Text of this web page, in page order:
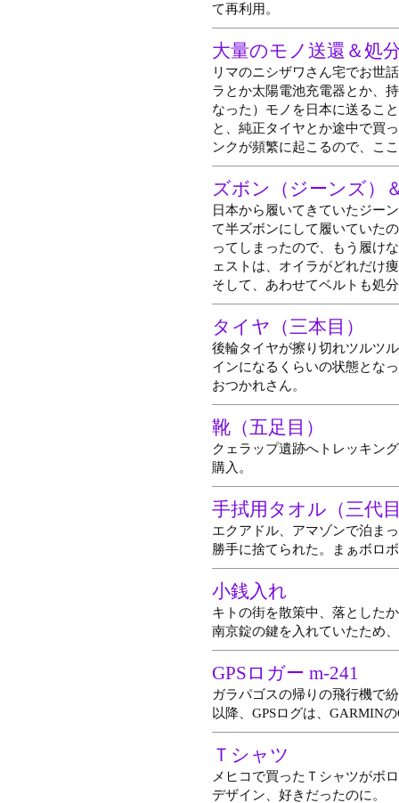
て再利用。
大量のモノ送還＆処
リマのニシザワさん宅でお世
ラとか太陽電池充電器とか、
なった）モノを日本に送るこ
と、純正タイヤとか途中で買
ンクが頻繁に起こるので、こ
ズボン（ジーンズ）
日本から履いてきていたジー
て半ズボンにして履いていた
ってしまったので、もう履け
ェストは、オイラがどれだけ
そして、あわせてベルトも処
タイヤ（三本目）
後輪タイヤが擦り切れツルツ
インになるくらいの状態とな
おつかれさん。
靴（五足目）
クェラップ遺跡へトレッキン
購入。
手拭用タオル（三代
エクアドル、アマゾンで泊ま
勝手に捨てられた。まぁボロ
小銭入れ
キトの街を散策中、落とした
南京錠の鍵を入れていたため
GPSロガー m-241
ガラパゴスの帰りの飛行機で
以降、GPSログは、GARMIN
Ｔシャツ
メヒコで買ったＴシャツがボ
デザイン、好きだったのに。